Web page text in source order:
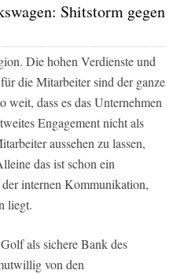
Shitstorm gegen
Die hohen Verdienste und
die Mitarbeiter sind der ganze
weit, dass es das Unternehmen
Engagement nicht als
aussehen zu lassen,
das ist schon ein
internen Kommunikation,
liegt.
als sichere Bank des
von den